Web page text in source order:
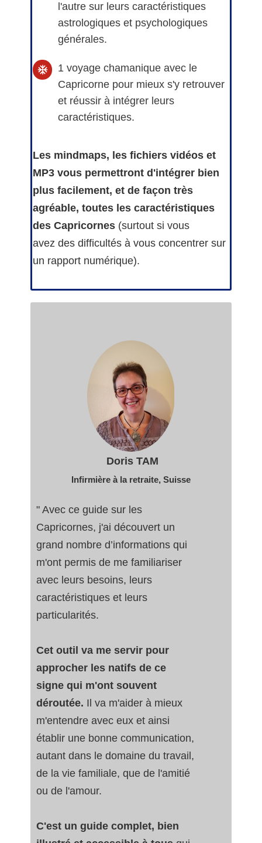
l'autre sur leurs caractéristiques
astrologiques et psychologiques
générales.
1 voyage chamanique avec le
Capricorne pour mieux s'y retrouver
et réussir à intégrer leurs
caractéristiques.
Les mindmaps, les fichiers vidéos et
MP3 vous permettront d'intégrer bien
plus facilement, et de façon très
agréable, toutes les caractéristiques
des Capricornes (surtout si vous
avez des difficultés à vous concentrer sur
un rapport numérique).
Doris TAM
Infirmière à la retraite, Suisse
" Avec ce guide sur les
Capricornes, j'ai découvert un
grand nombre d’informations qui
m'ont permis de me familiariser
avec leurs besoins, leurs
caractéristiques et leurs
particularités.
Cet outil va me servir pour
approcher les natifs de ce
signe qui m'ont souvent
déroutée. Il va m'aider à mieux
m'entendre avec eux et ainsi
établir une bonne communication,
autant dans le domaine du travail,
de la vie familiale, que de l'amitié
ou de l'amour.
C'est un guide complet, bien